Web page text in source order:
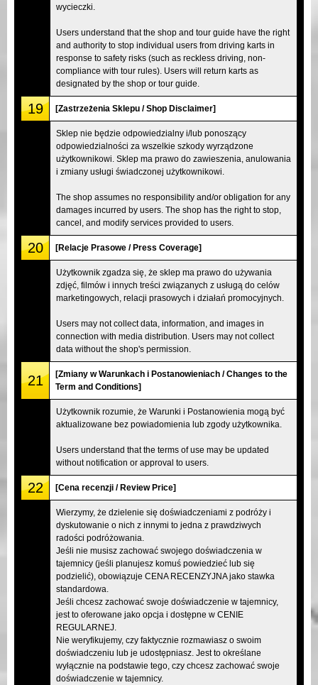
wycieczki.
Users understand that the shop and tour guide have the right
and authority to stop individual users from driving karts in
response to safety risks (such as reckless driving, non-
compliance with tour rules). Users will return karts as
designated by the shop or tour guide.
19 [Zastrzeżenia Sklepu / Shop Disclaimer]
Sklep nie będzie odpowiedzialny i/lub ponoszący
odpowiedzialności za wszelkie szkody wyrządzone
użytkownikowi. Sklep ma prawo do zawieszenia, anulowania
i zmiany usługi świadczonej użytkownikowi.
The shop assumes no responsibility and/or obligation for any
damages incurred by users. The shop has the right to stop,
cancel, and modify services provided to users.
20 [Relacje Prasowe / Press Coverage]
Użytkownik zgadza się, że sklep ma prawo do używania
zdjęć, filmów i innych treści związanych z usługą do celów
marketingowych, relacji prasowych i działań promocyjnych.
Users may not collect data, information, and images in
connection with media distribution. Users may not collect
data without the shop's permission.
21
[Zmiany w Warunkach i Postanowieniach / Changes to the
Term and Conditions]
Użytkownik rozumie, że Warunki i Postanowienia mogą być
aktualizowane bez powiadomienia lub zgody użytkownika.
Users understand that the terms of use may be updated
without notification or approval to users.
22 [Cena recenzji / Review Price]
Wierzymy, że dzielenie się doświadczeniami z podróży i
dyskutowanie o nich z innymi to jedna z prawdziwych
radości podróżowania.
Jeśli nie musisz zachować swojego doświadczenia w
tajemnicy (jeśli planujesz komuś powiedzieć lub się
podzielić), obowiązuje CENA RECENZYJNA jako stawka
standardowa.
Jeśli chcesz zachować swoje doświadczenie w tajemnicy,
jest to oferowane jako opcja i dostępne w CENIE
REGULARNEJ.
Nie weryfikujemy, czy faktycznie rozmawiasz o swoim
doświadczeniu lub je udostępniasz. Jest to określane
wyłącznie na podstawie tego, czy chcesz zachować swoje
doświadczenie w tajemnicy.